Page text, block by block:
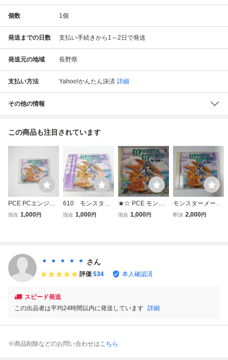
個数 1個
発送までの日数 支払い手続きから1～2日で発送
発送元の地域 長野県
支払い方法 Yahoo!かんたん決済 詳細
その他の情報
この商品も注目されています
PCE PCエンジン
SUPER CD-ROM
現在 1,000円
610 モンスター
メーカー 闇の竜騎
フト
現在 1,000円
★☆ PCE モンス
ターメーカー 闇の
現在 1,000円
モンスターメーカ
ー闇の龍騎士 SUP
即決 2,000円
＊ ＊ ＊ ＊ ＊ さん
評価 534 本人確認済
スピード発送
この出品者は平均24時間以内に発送しています 詳細
※商品削除などのお問い合わせはこちら